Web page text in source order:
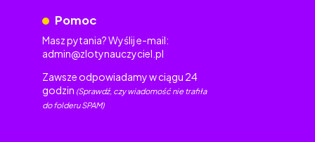
Pomoc
Masz pytania? Wyślij e-mail:
admin@zlotynauczyciel.pl
Zawsze odpowiadamy w ciągu 24
godzin (Sprawdź, czy wiadomość nie trafiła
do folderu SPAM)